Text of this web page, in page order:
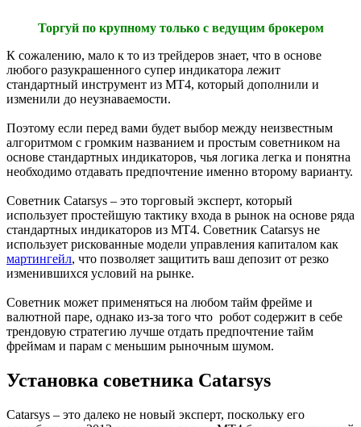
Торгуй по крупному только с ведущим брокером
К сожалению, мало к то из трейдеров знает, что в основе
любого разукрашенного супер индикатора лежит
стандартный инструмент из МТ4, который дополнили и
изменили до неузнаваемости.
Поэтому если перед вами будет выбор между неизвестным
алгоритмом с громким названием и простым советником на
основе стандартных индикаторов, чья логика легка и понятна
необходимо отдавать предпочтение именно второму варианту.
Советник Catarsys – это торговый эксперт, который
использует простейшую тактику входа в рынок на основе ряда
стандартных индикаторов из МТ4. Советник Catarsys не
использует рискованные модели управления капиталом как
мартингейл, что позволяет защитить ваш депозит от резко
изменившихся условий на рынке.
Советник может применяться на любом тайм фрейме и
валютной паре, однако из-за того что робот содержит в себе
трендовую стратегию лучше отдать предпочтение тайм
фреймам и парам с меньшим рыночным шумом.
Установка советника Catarsys
Catarsys – это далеко не новый эксперт, поскольку его